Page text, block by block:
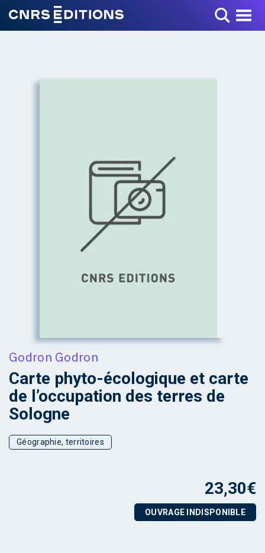
Toggle Menu
Godron Godron
Carte phyto-écologique et carte
de l’occupation des terres de
Sologne
Géographie, territoires
23,30€
OUVRAGE INDISPONIBLE